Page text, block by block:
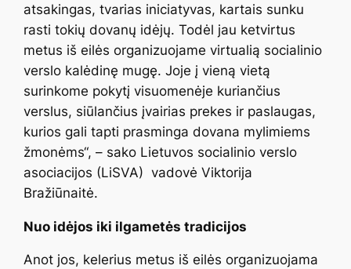
atsakingas, tvarias iniciatyvas, kartais sunku
rasti tokių dovanų idėjų. Todėl jau ketvirtus
metus iš eilės organizuojame virtualią socialinio
verslo kalėdinę mugę. Joje į vieną vietą
surinkome pokytį visuomenėje kuriančius
verslus, siūlančius įvairias prekes ir paslaugas,
kurios gali tapti prasminga dovana mylimiems
žmonėms“, – sako Lietuvos socialinio verslo
asociacijos (LiSVA) vadovė Viktorija
Bražiūnaitė.
Nuo idėjos iki ilgametės tradicijos
Anot jos, kelerius metus iš eilės organizuojama